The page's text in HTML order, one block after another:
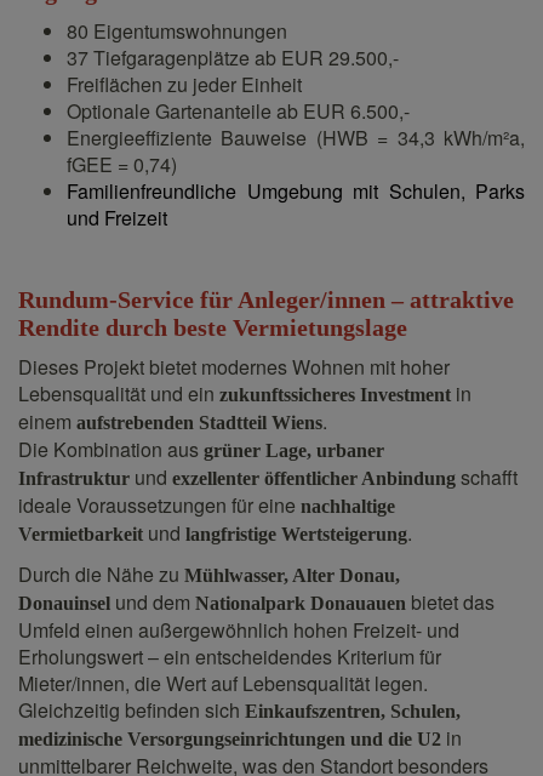
80 Eigentumswohnungen
37 Tiefgaragenplätze ab EUR 29.500,-
Freiflächen zu jeder Einheit
Optionale Gartenanteile ab EUR 6.500,-
Energieeffiziente Bauweise (HWB = 34,3 kWh/m²a,
fGEE = 0,74)
Familienfreundliche Umgebung mit Schulen, Parks
und Freizeit
Rundum-Service für Anleger/innen – attraktive
Rendite durch beste Vermietungslage
Dieses Projekt bietet modernes Wohnen mit hoher
Lebensqualität und ein zukunftssicheres Investment in
einem aufstrebenden Stadtteil Wiens.
Die Kombination aus grüner Lage, urbaner
Infrastruktur und exzellenter öffentlicher Anbindung schafft
ideale Voraussetzungen für eine nachhaltige
Vermietbarkeit und langfristige Wertsteigerung.
Durch die Nähe zu Mühlwasser, Alter Donau,
Donauinsel und dem Nationalpark Donauauen bietet das
Umfeld einen außergewöhnlich hohen Freizeit- und
Erholungswert – ein entscheidendes Kriterium für
Mieter/innen, die Wert auf Lebensqualität legen.
Gleichzeitig befinden sich Einkaufszentren, Schulen,
medizinische Versorgungseinrichtungen und die U2 in
unmittelbarer Reichweite, was den Standort besonders